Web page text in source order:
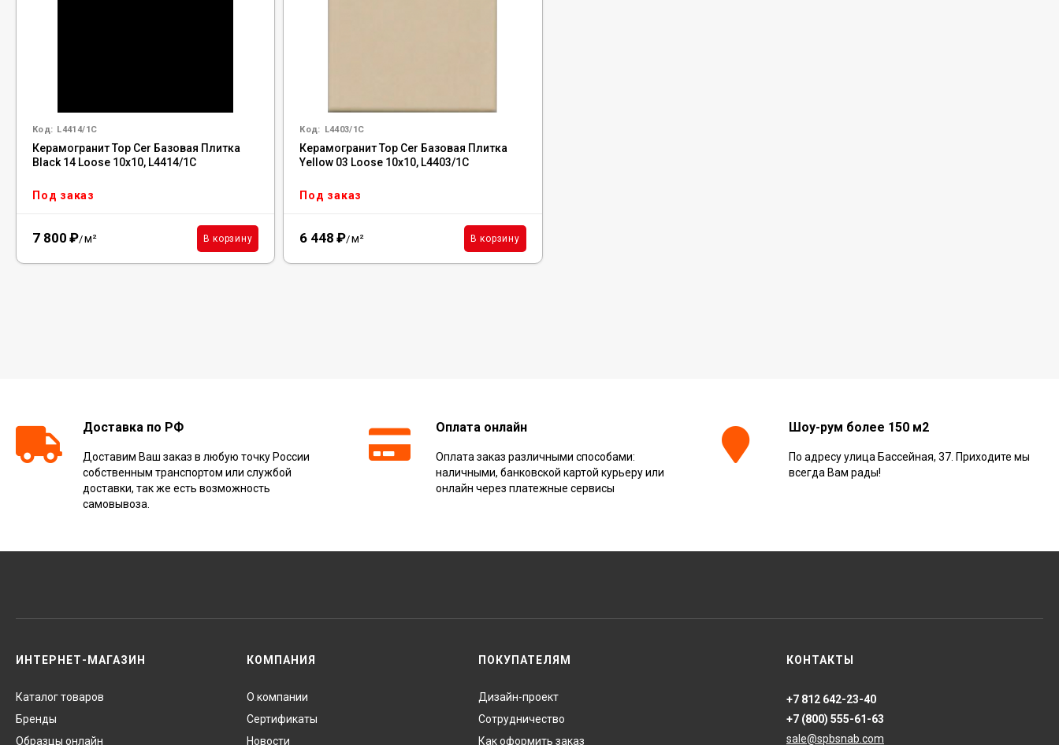
Код: L4414/1C
Керамогранит Top Cer Базовая Плитка
Black 14 Loose 10x10, L4414/1C
Под заказ
7 800 ₽/м² В корзину
Код: L4403/1C
Керамогранит Top Cer Базовая Плитка
Yellow 03 Loose 10x10, L4403/1C
Под заказ
6 448 ₽/м² В корзину
Доставка по РФ
Доставим Ваш заказ в любую точку России
собственным транспортом или службой
доставки, так же есть возможность
самовывоза.
Оплата онлайн
Оплата заказ различными способами:
наличными, банковской картой курьеру или
онлайн через платежные сервисы
Шоу-рум более 150 м2
По адресу улица Бассейная, 37. Приходите мы
всегда Вам рады!
ИНТЕРНЕТ-МАГАЗИН
Каталог товаров
Бренды
Образцы онлайн
КОМПАНИЯ
О компании
Сертификаты
Новости
ПОКУПАТЕЛЯМ
Дизайн-проект
Сотрудничество
Как оформить заказ
КОНТАКТЫ
+7 812 642-23-40
+7 (800) 555-61-63
sale@spbsnab.com